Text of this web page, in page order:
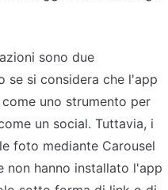
sono due
se si considera che l'app
uno strumento per
un social. Tuttavia, i
foto mediante Carousel
hanno installato l'app